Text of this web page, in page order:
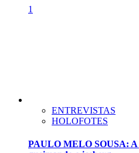
1
ENTREVISTAS
HOLOFOTES
PAULO MELO SOUSA: A